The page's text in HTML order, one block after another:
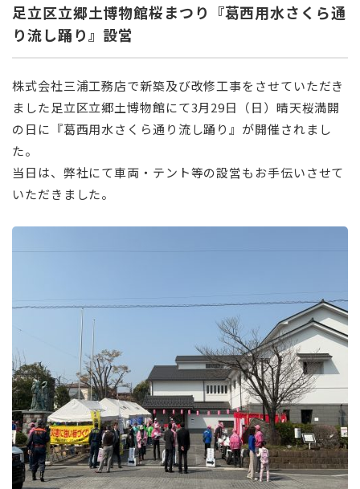
足立区立郷土博物館桜まつり『葛西用水さくら通
り流し踊り』設営
株式会社三浦工務店で新築及び改修工事をさせていただき
ました足立区立郷土博物館にて3月29日（日）晴天桜満開
の日に『葛西用水さくら通り流し踊り』が開催されまし
た。
当日は、弊社にて車両・テント等の設営もお手伝いさせて
いただきました。